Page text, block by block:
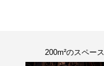
200m²のスペー